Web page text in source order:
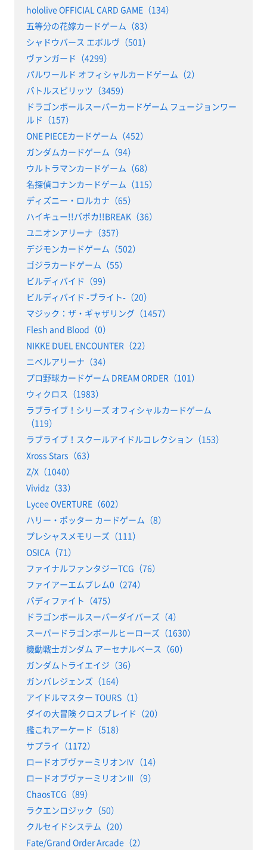
hololive OFFICIAL CARD GAME（134）
五等分の花嫁カードゲーム（83）
シャドウバース エボルヴ（501）
ヴァンガード（4299）
パルワールド オフィシャルカードゲーム（2）
バトルスピリッツ（3459）
ドラゴンボールスーパーカードゲーム フュージョンワー
ルド（157）
ONE PIECEカードゲーム（452）
ガンダムカードゲーム（94）
ウルトラマンカードゲーム（68）
名探偵コナンカードゲーム（115）
ディズニー・ロルカナ（65）
ハイキュー!!バボカ!!BREAK（36）
ユニオンアリーナ（357）
デジモンカードゲーム（502）
ゴジラカードゲーム（55）
ビルディバイド（99）
ビルディバイド -ブライト-（20）
マジック：ザ・ギャザリング（1457）
Flesh and Blood（0）
NIKKE DUEL ENCOUNTER（22）
ニベルアリーナ（34）
プロ野球カードゲーム DREAM ORDER（101）
ウィクロス（1983）
ラブライブ！シリーズ オフィシャルカードゲーム
（119）
ラブライブ！スクールアイドルコレクション（153）
Xross Stars（63）
Z/X（1040）
Vividz（33）
Lycee OVERTURE（602）
ハリー・ポッター カードゲーム（8）
プレシャスメモリーズ（111）
OSICA（71）
ファイナルファンタジーTCG（76）
ファイアーエムブレム0（274）
バディファイト（475）
ドラゴンボールスーパーダイバーズ（4）
スーパードラゴンボールヒーローズ（1630）
機動戦士ガンダム アーセナルベース（60）
ガンダムトライエイジ（36）
ガンバレジェンズ（164）
アイドルマスター TOURS（1）
ダイの大冒険 クロスブレイド（20）
艦これアーケード（518）
サプライ（1172）
ロードオブヴァーミリオンⅣ（14）
ロードオブヴァーミリオンⅢ（9）
ChaosTCG（89）
ラクエンロジック（50）
クルセイドシステム（20）
Fate/Grand Order Arcade（2）